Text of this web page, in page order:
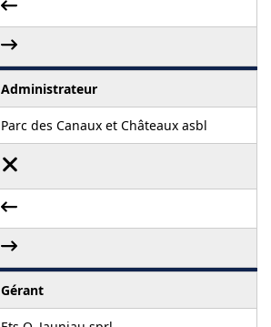
Administrateur
Parc des Canaux et Châteaux asbl
Gérant